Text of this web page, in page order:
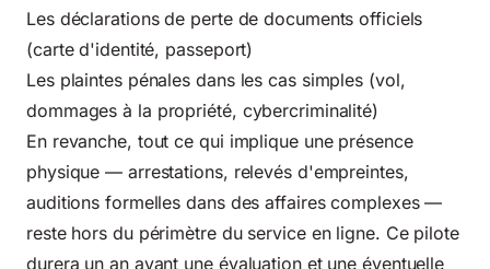
Les déclarations de perte de documents officiels
(carte d'identité, passeport)
Les plaintes pénales dans les cas simples (vol,
dommages à la propriété, cybercriminalité)
En revanche, tout ce qui implique une présence
physique — arrestations, relevés d'empreintes,
auditions formelles dans des affaires complexes —
reste hors du périmètre du service en ligne. Ce pilote
durera un an avant une évaluation et une éventuelle